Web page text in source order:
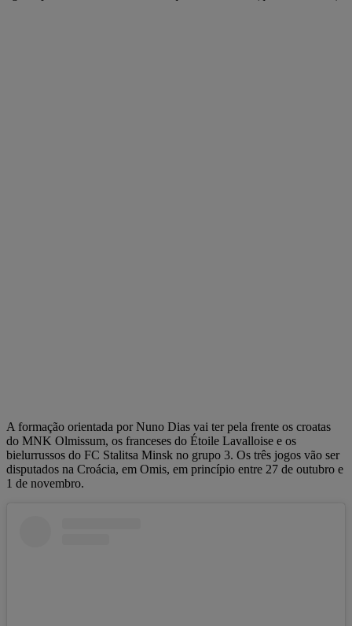
A formação orientada por Nuno Dias vai ter pela frente os croatas
do MNK Olmissum, os franceses do Étoile Lavalloise e os
bielurrussos do FC Stalitsa Minsk no grupo 3. Os três jogos vão ser
disputados na Croácia, em Omis, em princípio entre 27 de outubro e
1 de novembro.